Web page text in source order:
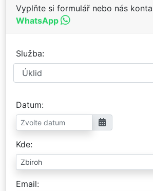
Vyplňte si formulář nebo nás
WhatsApp
Služba
Datum
Kde
Email